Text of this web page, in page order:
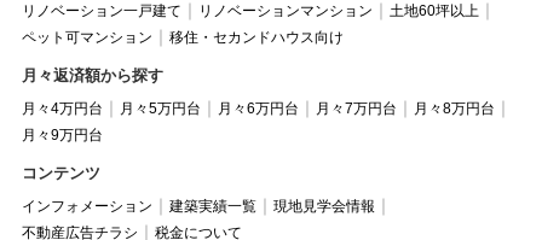
リノベーション一戸建て
リノベーションマンション
土地60坪以上
ペット可マンション
移住・セカンドハウス向け
月々返済額から探す
月々4万円台 月々5万円台 月々6万円台 月々7万円台
月々8万円台
月々9万円台
コンテンツ
インフォメーション 建築実績一覧
現地見学会情報
不動産広告チラシ
税金について